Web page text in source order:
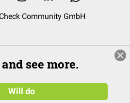
Community GmbH
see more.
Will do